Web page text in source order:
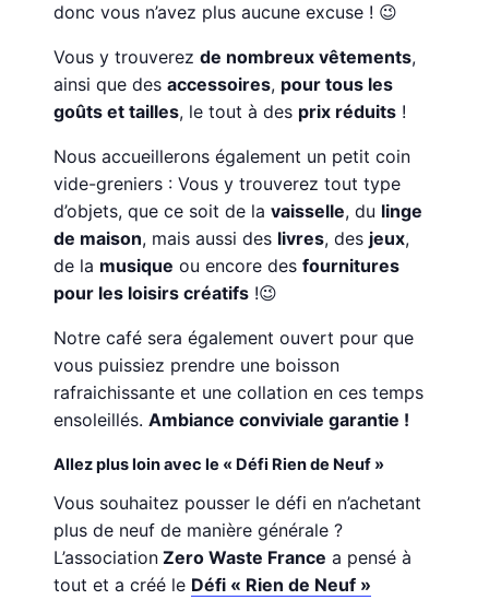
donc vous n’avez plus aucune excuse ! 😉
Vous y trouverezde nombreux vêtements,
ainsi que desaccessoires, pour tous les
goûts et tailles, le tout à des prix réduits !
Nous accueillerons également un petit coin
vide-greniers : Vous y trouverez tout type
d’objets, que ce soit de lavaisselle, du linge
de maison, mais aussi des livres, des jeux,
de la musique ou encore desfournitures
pour les loisirs créatifs !😉
Notre café sera également ouvert pour que
vous puissiez prendre une boisson
rafraichissante et une collation en ces temps
ensoleillés.Ambiance conviviale garantie !
Allez plus loin avec le « Défi Rien de Neuf »
Vous souhaitez pousser le défi en n’achetant
plus de neuf de manière générale ?
L’association Zero Waste France a pensé à
tout et a créé le Défi « Rien de Neuf »